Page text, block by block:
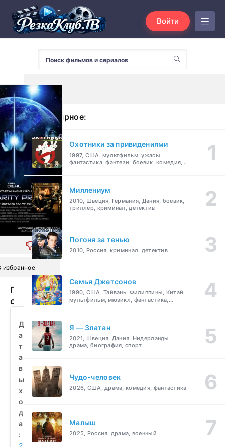
Войти
0
избранное
Принцип
сингулярности
смотреть
бесплатно
Д
а
т
а
в
ы
х
о
д
а
:
Популярное:
Охотники за привидениями
1997, США, мультфильм, ужасы,
фантастика, фэнтези, боевик, комедия,
Миллениум
2010, Швеция, Германия, Дания, боевик,
триллер, криминал, детектив
Погоня за тенью
2010, Россия, криминал, детектив
Семья Джетсонов
1990, США, Тайвань, Филиппины, Китай,
мультфильм, мюзикл, фантастика,
Я — Златан
2021, Швеция, Дания, Нидерланды,
драма, биография, спорт
Чудо-человек
2026, США, драма, комедия, фантастика
Малыш
2025, Россия, драма, военный